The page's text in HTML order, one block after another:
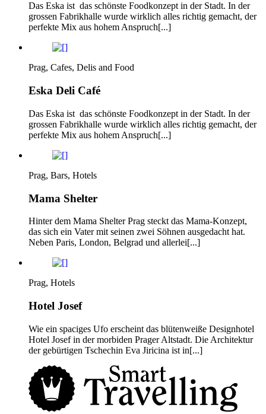
Das Eska ist das schönste Foodkonzept in der Stadt. In der
grossen Fabrikhalle wurde wirklich alles richtig gemacht, der
perfekte Mix aus hohem Anspruch[...]
Prag, Cafes, Delis and Food
Eska Deli Café
Das Eska ist das schönste Foodkonzept in der Stadt. In der
grossen Fabrikhalle wurde wirklich alles richtig gemacht, der
perfekte Mix aus hohem Anspruch[...]
Prag, Bars, Hotels
Mama Shelter
Hinter dem Mama Shelter Prag steckt das Mama-Konzept,
das sich ein Vater mit seinen zwei Söhnen ausgedacht hat.
Neben Paris, London, Belgrad und allerlei[...]
Prag, Hotels
Hotel Josef
Wie ein spaciges Ufo erscheint das blütenweiße Designhotel
Hotel Josef in der morbiden Prager Altstadt. Die Architektur
der gebürtigen Tschechin Eva Jiricina ist in[...]